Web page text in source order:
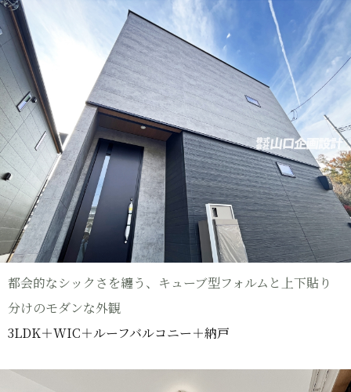
都会的なシックさを纏う、キューブ型フォルムと上下貼り
分けのモダンな外観
3LDK＋WIC＋ルーフバルコニー＋納戸